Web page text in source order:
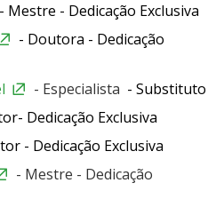
- Mestre - Dedicação Exclusiva
- Doutora - Dedicação
- Especialista - Substituto
Dedicação Exclusiva
- Dedicação Exclusiva
- Mestre - Dedicação